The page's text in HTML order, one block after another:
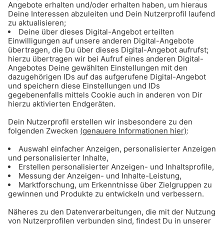
Deine Morningshow-
Moderatoren